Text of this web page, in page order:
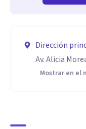
Dirección
Av. Alicia
Mostrar en el